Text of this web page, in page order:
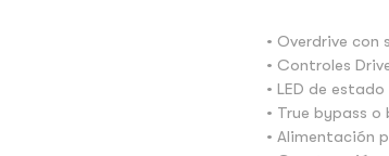
• Overdrive
• Controles
• LED de
• True bypass
• Alimentación